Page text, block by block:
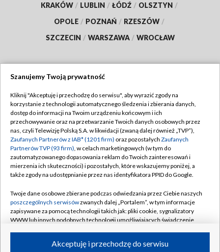
KRAKÓW / LUBLIN / ŁÓDŹ / OLSZTYN /
OPOLE / POZNAŃ / RZESZÓW /
SZCZECIN / WARSZAWA / WROCŁAW
TVP
Abonament TVP
Emisja w TVP
Centrum informacji TVP
Naziemna Telewizja Cyfrowa
Rada Programowa
System NOS
Informacje o nadawcy
Program dla prasy
Regulamin TVP
Polityka prywatności
Moje zgody
Pomoc
Kontakt
Kanały
Szanujemy Twoją prywatność
Kliknij "Akceptuję i przechodzę do serwisu", aby wyrazić zgody na
korzystanie z technologii automatycznego śledzenia i zbierania danych,
dostęp do informacji na Twoim urządzeniu końcowym i ich
przechowywanie oraz na przetwarzanie Twoich danych osobowych przez
nas, czyli Telewizję Polską S.A. w likwidacji (zwaną dalej również „TVP”),
Zaufanych Partnerów z IAB* (1201 firm) oraz pozostałych Zaufanych
Partnerów TVP (93 firm), w celach marketingowych (w tym do
zautomatyzowanego dopasowania reklam do Twoich zainteresowań i
mierzenia ich skuteczności) i pozostałych, które wskazujemy poniżej, a
także zgody na udostępnianie przez nas identyfikatora PPID do Google.
Twoje dane osobowe zbierane podczas odwiedzania przez Ciebie naszych
poszczególnych serwisówzwanych dalej „Portalem”, w tym informacje
zapisywane za pomocą technologii takich jak: pliki cookie, sygnalizatory
WWW lub innych podobnych technologii umożliwiających świadczenie
ruchu w Internecie.Akceptuję i przechodzę do serwisu